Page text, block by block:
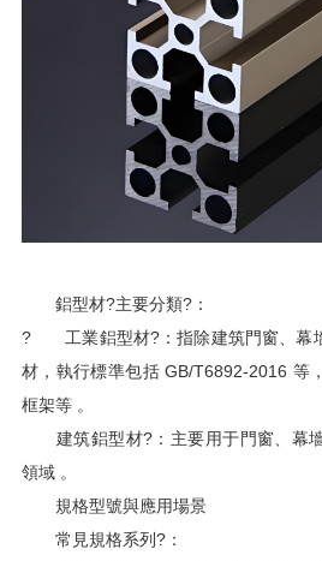
鋁型材?主要分類?：
? 工業鋁型材?：指除建筑門窗、幕
材，執行標準包括 GB/T6892-2016 等
框架等 。
建筑鋁型材?：主要用于門窗、幕
領域 。
規格型號與應用場景
常見規格系列?：